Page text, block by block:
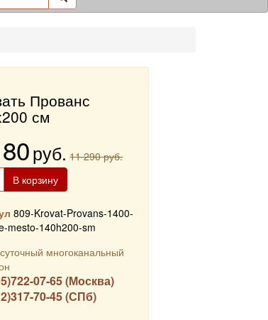
Прованс
см
руб. 11 290 руб.
В корзину
809-Krovat-Provans-1400-
mesto-140h200-sm
многоканальный
07-65 (Москва)
70-45 (СПб)